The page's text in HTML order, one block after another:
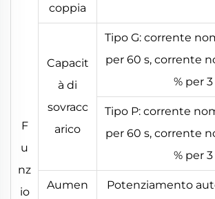
F
u
nz
io
coppia
Capacit
à di
sovracc
arico
Tipo G: corrente
per 60 s, corrente
% per 3
Tipo P: corrente
per 60 s, corrente
% per 3
Aumen
Potenziamento